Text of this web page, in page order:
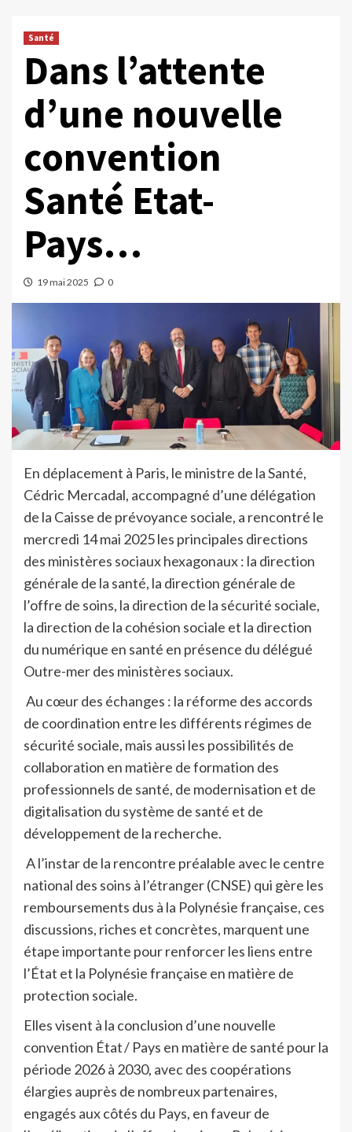
Santé
Dans l’attente
d’une nouvelle
convention
Santé Etat-
Pays…
19 mai 2025 0
En déplacement à Paris, le ministre de la Santé,
Cédric Mercadal, accompagné d’une délégation
de la Caisse de prévoyance sociale, a rencontré le
mercredi 14 mai 2025 les principales directions
des ministères sociaux hexagonaux : la direction
générale de la santé, la direction générale de
l’offre de soins, la direction de la sécurité sociale,
la direction de la cohésion sociale et la direction
du numérique en santé en présence du délégué
Outre-mer des ministères sociaux.
Au cœur des échanges : la réforme des accords
de coordination entre les différents régimes de
sécurité sociale, mais aussi les possibilités de
collaboration en matière de formation des
professionnels de santé, de modernisation et de
digitalisation du système de santé et de
développement de la recherche.
A l’instar de la rencontre préalable avec le centre
national des soins à l’étranger (CNSE) qui gère les
remboursements dus à la Polynésie française, ces
discussions, riches et concrètes, marquent une
étape importante pour renforcer les liens entre
l’État et la Polynésie française en matière de
protection sociale.
Elles visent à la conclusion d’une nouvelle
convention État / Pays en matière de santé pour la
période 2026 à 2030, avec des coopérations
élargies auprès de nombreux partenaires,
engagés aux côtés du Pays, en faveur de